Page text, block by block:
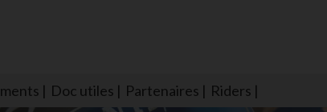
Doc utiles Partenaires Riders